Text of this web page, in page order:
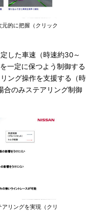
的に把握（クリック
した車速（時速約30～
一定に保つよう制御する
ング操作を支援する（時
合のみステアリング制御
リングを実現（クリ